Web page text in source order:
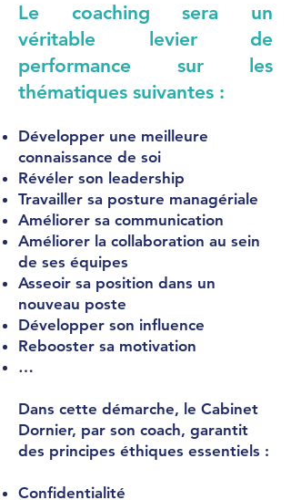
Le coaching sera un
véritable levier de
performance sur les
thématiques suivantes :
Développer une meilleure
connaissance de soi
Révéler son leadership
Travailler sa posture managériale
Améliorer sa communication
Améliorer la collaboration au sein
de ses équipes
Asseoir sa position dans un
nouveau poste
Développer son influence
Rebooster sa motivation
…
Dans cette démarche, le Cabinet
Dornier, par son coach, garantit
des principes éthiques essentiels :
Confidentialité